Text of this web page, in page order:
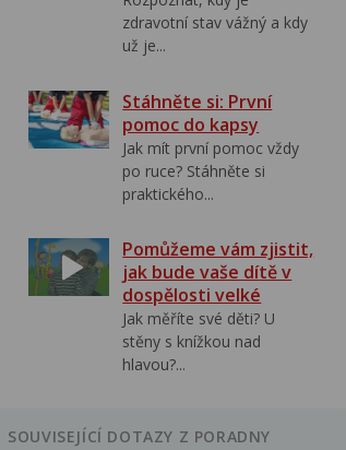
zdravotní stav vážný a kdy
už je...
Stáhněte si: První
pomoc do kapsy
Jak mít první pomoc vždy
po ruce? Stáhněte si
praktického...
Pomůžeme vám zjistit,
jak bude vaše dítě v
dospělosti velké
Jak měříte své děti? U
stěny s knížkou nad
hlavou?...
SOUVISEJÍCÍ DOTAZY Z PORADNY